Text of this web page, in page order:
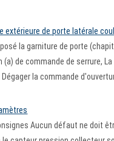
extérieure de porte latérale
la garniture de porte
(a) de commande de serrure,
la commande
Aucun défaut ne doit